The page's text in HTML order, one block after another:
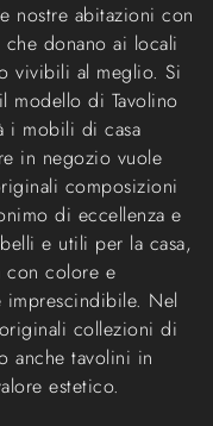
nostre abitazioni con
donano ai locali
vivibili al meglio. Si
modello di Tavolino
i mobili di casa
in negozio vuole
composizioni
di eccellenza e
e utili per la casa,
con colore e
Nel
collezioni di
anche tavolini in
estetico.